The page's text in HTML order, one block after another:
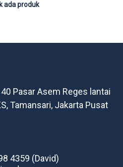
ada produk
Pasar Asem Reges lantai
Tamansari, Jakarta Pusat
4359 (David)